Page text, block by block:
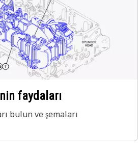
faydaları
bulun ve şemaları